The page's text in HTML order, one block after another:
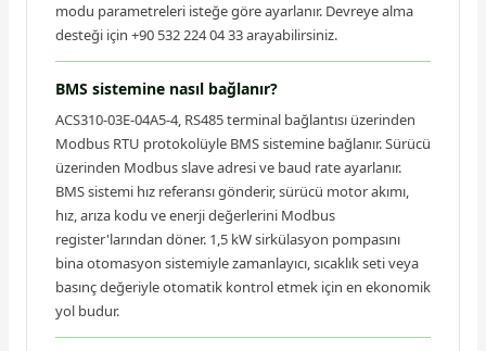
modu parametreleri isteğe göre ayarlanır. Devreye alma
desteği için +90 532 224 04 33 arayabilirsiniz.
BMS sistemine nasıl bağlanır?
ACS310-03E-04A5-4, RS485 terminal bağlantısı üzerinden
Modbus RTU protokolüyle BMS sistemine bağlanır. Sürücü
üzerinden Modbus slave adresi ve baud rate ayarlanır.
BMS sistemi hız referansı gönderir, sürücü motor akımı,
hız, arıza kodu ve enerji değerlerini Modbus
register'larından döner. 1,5 kW sirkülasyon pompasını
bina otomasyon sistemiyle zamanlayıcı, sıcaklık seti veya
basınç değeriyle otomatik kontrol etmek için en ekonomik
yol budur.